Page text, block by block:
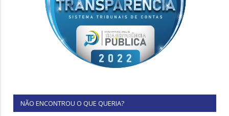
NÃO ENCONTROU O QUE QUERIA?